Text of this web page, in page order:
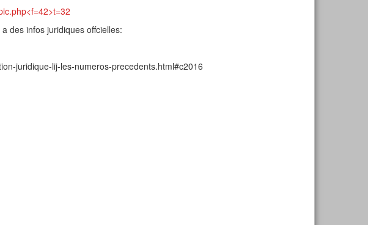
des infos juridiques offcielles:
juridique-lij-les-numeros-precedents.html#c2016